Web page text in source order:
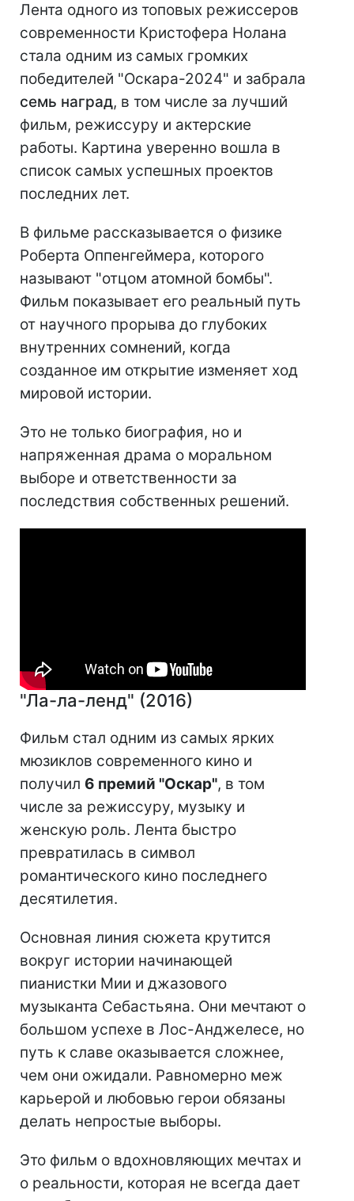
Лента одного из топовых режиссеров
современности Кристофера Нолана
стала одним из самых громких
победителей "Оскара-2024" и забрала
семь наград, в том числе за лучший
фильм, режиссуру и актерские
работы. Картина уверенно вошла в
список самых успешных проектов
последних лет.
В фильме рассказывается о физике
Роберта Оппенгеймера, которого
называют "отцом атомной бомбы".
Фильм показывает его реальный путь
от научного прорыва до глубоких
внутренних сомнений, когда
созданное им открытие изменяет ход
мировой истории.
Это не только биография, но и
напряженная драма о моральном
выборе и ответственности за
последствия собственных решений.
"Ла-ла-ленд" (2016)
Фильм стал одним из самых ярких
мюзиклов современного кино и
получил 6 премий "Оскар", в том
числе за режиссуру, музыку и
женскую роль. Лента быстро
превратилась в символ
романтического кино последнего
десятилетия.
Основная линия сюжета крутится
вокруг истории начинающей
пианистки Мии и джазового
музыканта Себастьяна. Они мечтают о
большом успехе в Лос-Анджелесе, но
путь к славе оказывается сложнее,
чем они ожидали. Равномерно меж
карьерой и любовью герои обязаны
делать непростые выборы.
Это фильм о вдохновляющих мечтах и
о реальности, которая не всегда дает